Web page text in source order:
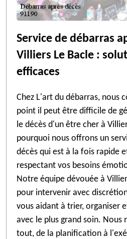
Service de débarras
Villiers Le Bacle :
efficaces
Chez L'art du débarras, nous
point il peut être difficile de
le décès d'un être cher à
pourquoi nous offrons un
décès qui est à la fois rapide
respectant vos besoins
Notre équipe dévouée à
pour intervenir avec
vous aidant à trier, organiser
avec le plus grand soin. Nous
tout, de la planification à